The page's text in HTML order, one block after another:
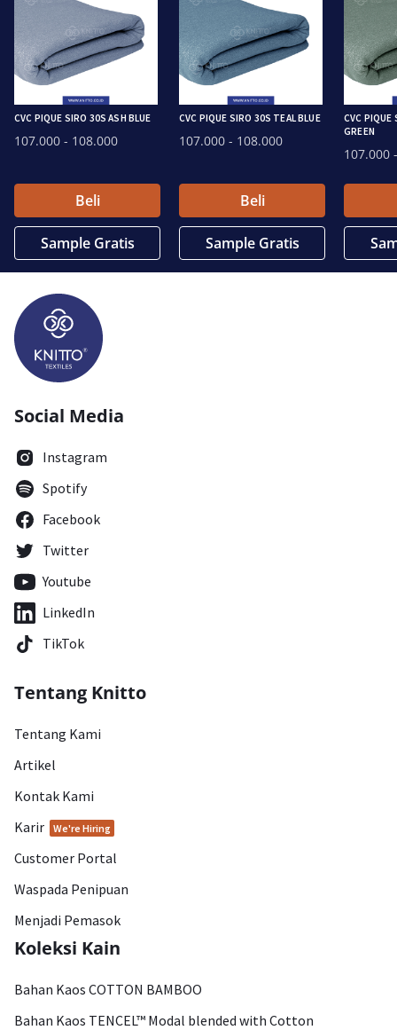
CVC PIQUE SIRO 30S ASH BLUE
107.000 - 108.000
Beli
Sample Gratis
CVC PIQUE SIRO 30S TEAL BLUE
107.000 - 108.000
Beli
Sample Gratis
CVC PIQUE
GREEN
107.000
Social Media
Instagram
Spotify
Facebook
Twitter
Youtube
LinkedIn
TikTok
Tentang Knitto
Tentang Kami
Artikel
Kontak Kami
Karir
We're Hiring
Customer Portal
Waspada Penipuan
Menjadi Pemasok
Koleksi Kain
Bahan Kaos COTTON BAMBOO
Bahan Kaos TENCEL™ Modal blended with Cotton